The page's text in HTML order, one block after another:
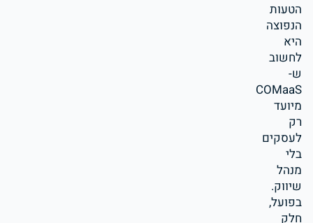
הטעות
הנפוצה
היא
לחשוב
ש-
COMaaS
מיועד
רק
לעסקים
בלי
מנהל
שיווק.
בפועל,
חלק